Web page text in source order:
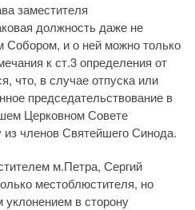
заместителя
должность даже не
и о ней можно только
к ст.3 определения от
что, в случае отпуска или
председательствование в
Церковном Совете
членов Святейшего Синода.
м.Петра, Сергий
местоблюстителя, но
в сторону